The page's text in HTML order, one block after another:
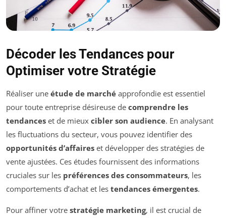
Décoder les Tendances pour
Optimiser votre Stratégie
Réaliser une étude de marché approfondie est essentiel
pour toute entreprise désireuse de comprendre les
tendances et de mieux cibler son audience. En analysant
les fluctuations du secteur, vous pouvez identifier des
opportunités d’affaires et développer des stratégies de
vente ajustées. Ces études fournissent des informations
cruciales sur les préférences des consommateurs, les
comportements d’achat et les tendances émergentes.
Pour affiner votre stratégie marketing, il est crucial de